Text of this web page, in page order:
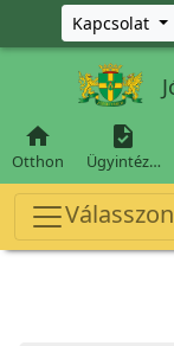
Ugrás a főKapcsolat

Otthon

Ügyintéz…